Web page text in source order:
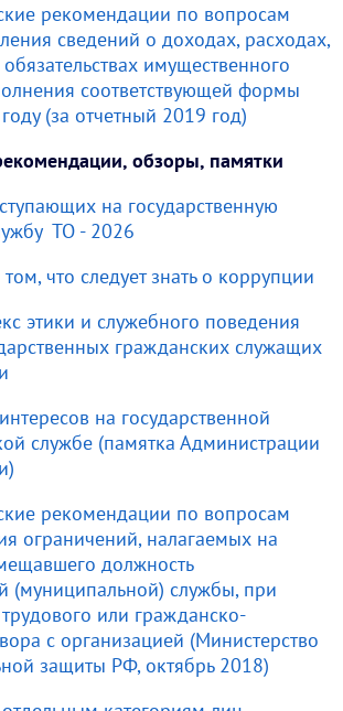
рекомендации по вопросам
сведений о доходах, расходах,
имущественного
соответствующей формы
(за отчетный 2019 год)
обзоры, памятки
на государственную
ТО - 2026
что следует знать о коррупции
этики и служебного поведения
гражданских служащих
на государственной
службе (памятка Администрации
рекомендации по вопросам
ограничений, налагаемых на
должность
(муниципальной) службы, при
или гражданско-
с организацией (Министерство
защиты РФ, октябрь 2018)